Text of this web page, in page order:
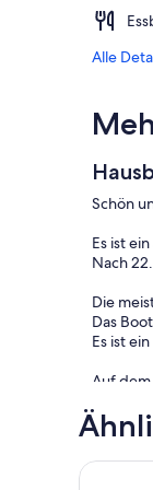
Alle
Schön
Es ist
Nach
Die
Das
Es ist
Auf
-Wifi-
-
-
-In der
Chalet